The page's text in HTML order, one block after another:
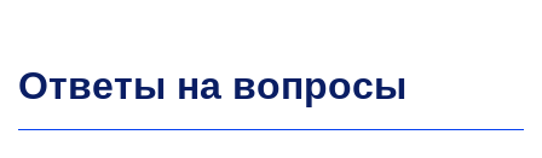
Ответы на вопросы